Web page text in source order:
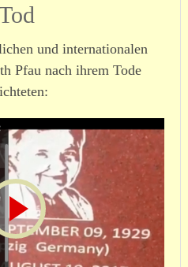
und internationalen
Pfau nach ihrem Tode